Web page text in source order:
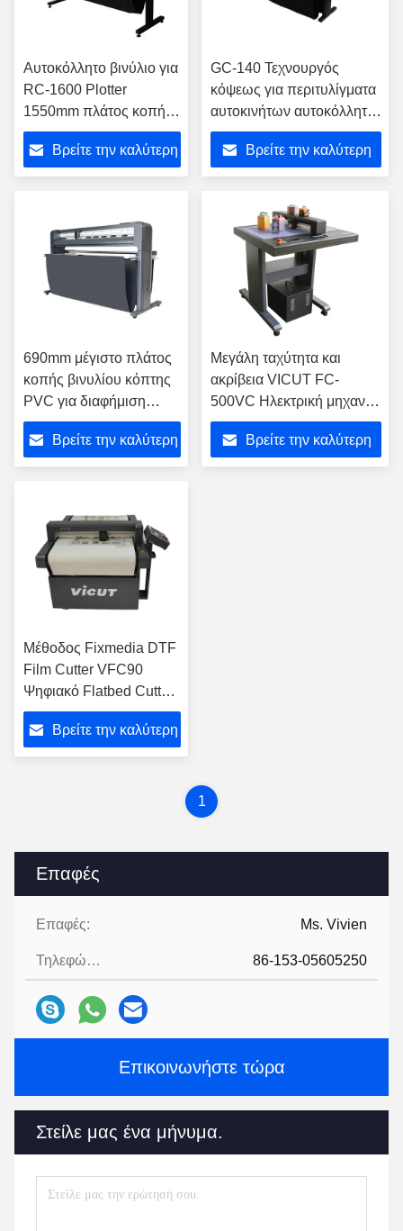
Επαφές
Επαφές: Ms. Vivien
Τηλεφώνημα: 86-153-05605250
Επικοινωνήστε τώρα
Στείλε μας ένα μήνυμα.
Αυτοκόλλητο βινύλιο για
RC-1600 Plotter
1550mm πλάτος κοπής
υψηλή πίεση κόπτη
800gΒρείτε την καλύτερη
GC-140 Τεχνουργός
κόψεως για περιτυλίγματα
αυτοκινήτων αυτοκόλλητο
κόψιμο περιγράμματος
βινυλίου στο
Win10/8/7/XP
Βρείτε την καλύτερη
690mm μέγιστο πλάτος
κοπής βινυλίου κόπτης
PVC για διαφήμιση
GR8000-80
Βρείτε την καλύτερη
Μεγάλη ταχύτητα και
ακρίβεια VICUT FC-
500VC Ηλεκτρική μηχανή
κοπής πετσέτας πετσέτας
Βρείτε την καλύτερη
Μέθοδος Fixmedia DTF
Film Cutter VFC90
Ψηφιακό Flatbed Cutter
Roll Auto Feed Cutter
Βρείτε την καλύτερη
1